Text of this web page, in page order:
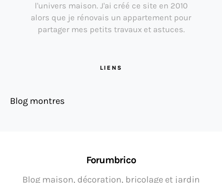
l'univers maison. J'ai créé ce site en 2010
alors que je rénovais un appartement pour
partager mes petits travaux et astuces.
LIENS
Blog montres
Forumbrico
Blog maison, décoration, bricolage et jardin